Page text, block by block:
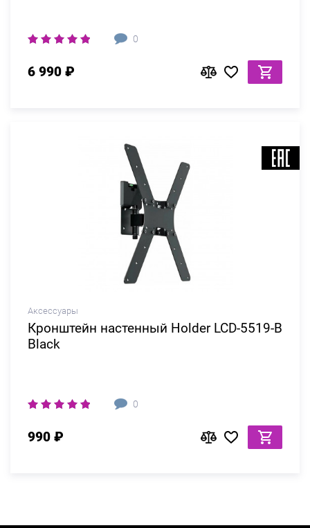
0
6 990 ₽
Аксессуары
Кронштейн настенный Holder LCD-5519-B
Black
0
990 ₽